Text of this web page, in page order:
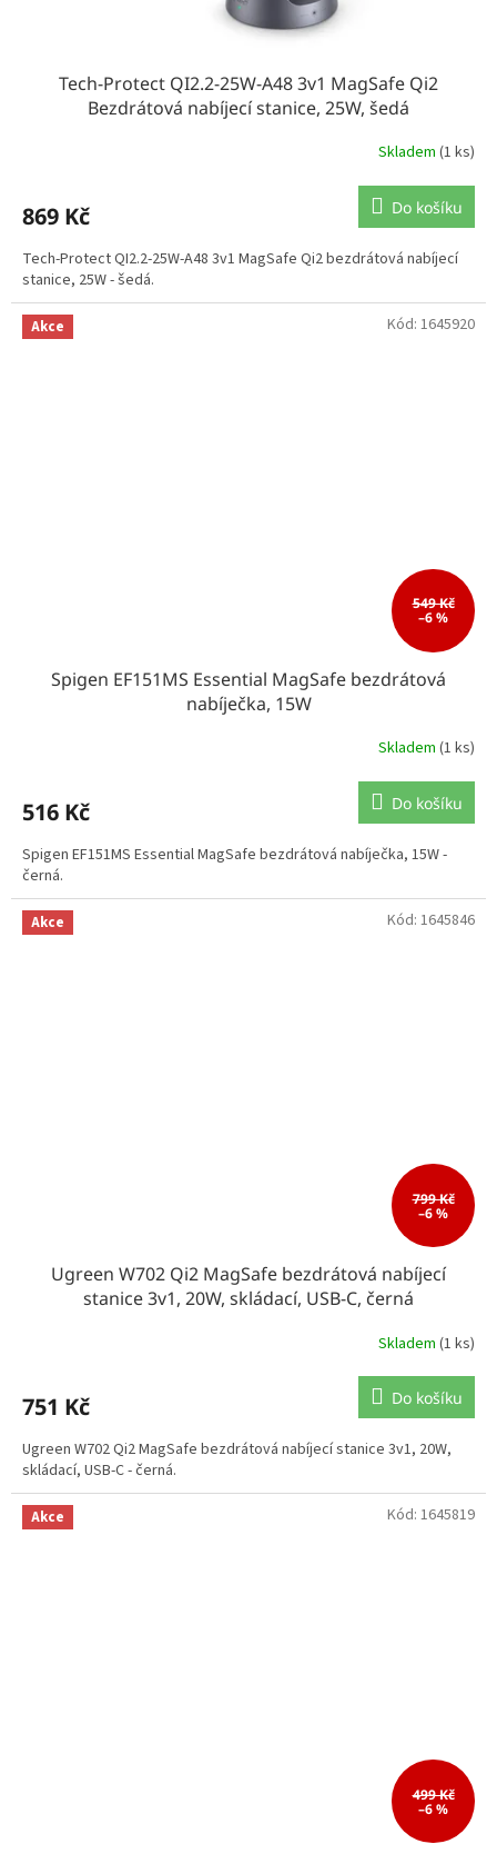
Tech-Protect QI2.2-25W-A48 3v1 MagSafe Qi2
Bezdrátová nabíjecí stanice, 25W, šedá
Skladem (1 ks)
869 Kč Do košíku
Tech-Protect QI2.2-25W-A48 3v1 MagSafe Qi2 bezdrátová nabíjecí
stanice, 25W - šedá.
Akce
549 Kč
–6 %
Spigen EF151MS Essential MagSafe bezdrátová
nabíječka, 15W
Skladem (1 ks)
516 Kč Do košíku
Spigen EF151MS Essential MagSafe bezdrátová nabíječka, 15W -
černá.
Kód: 1645920
Akce
799 Kč
–6 %
Ugreen W702 Qi2 MagSafe bezdrátová nabíjecí
stanice 3v1, 20W, skládací, USB-C, černá
Skladem (1 ks)
751 Kč Do košíku
Ugreen W702 Qi2 MagSafe bezdrátová nabíjecí stanice 3v1, 20W,
skládací, USB-C - černá.
Kód: 1645846
Akce
499 Kč
–6 %
Kód: 1645819